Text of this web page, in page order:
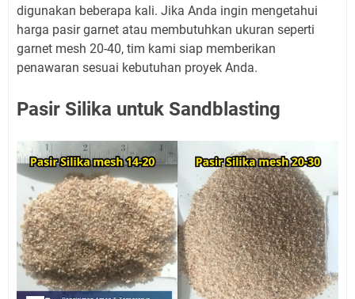
digunakan beberapa kali. Jika Anda ingin mengetahui
harga pasir garnet atau membutuhkan ukuran seperti
garnet mesh 20-40, tim kami siap memberikan
penawaran sesuai kebutuhan proyek Anda.
Pasir Silika untuk Sandblasting